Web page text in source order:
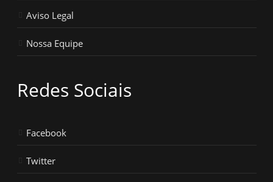
Aviso Legal
Nossa Equipe
Redes Sociais
Facebook
Twitter